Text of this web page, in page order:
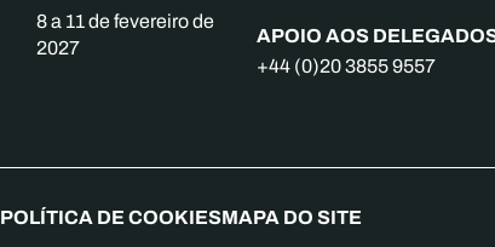
8 a 11 de fevereiro de
2027
APOIO AOS
+44 (0)20 3855 9557
POLÍTICA DE COOKIESMAPA DO SITE